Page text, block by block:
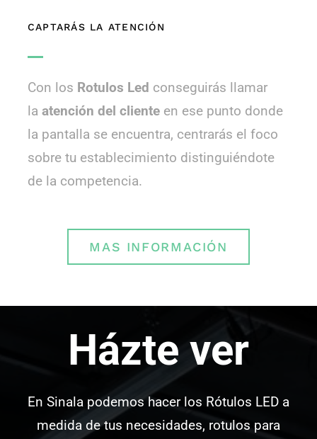
CAPTARÁS LA ATENCIÓN
Con los Rotulos Led conseguirás llamar
la atención del clienteen ese punto donde
la pantalla se encuentra, centrarás el foco
sobre tu establecimiento distinguiéndote
de la competencia.
MAS INFORMACIÓN
Házte ver
En Sinala podemos hacer los Rótulos LED a
medida de tus necesidades, rotulos para